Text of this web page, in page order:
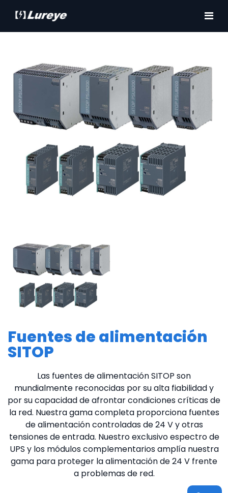
Fuentes de alimentación
SITOP
Las fuentes de alimentación SITOP son
mundialmente reconocidas por su alta fiabilidad y
por su capacidad de afrontar condiciones críticas de
la red. Nuestra gama completa proporciona fuentes
de alimentación controladas de 24 V y otras
tensiones de entrada. Nuestro exclusivo espectro de
UPS y los módulos complementarios amplía nuestra
gama para proteger la alimentación de 24 V frente
a problemas de red.